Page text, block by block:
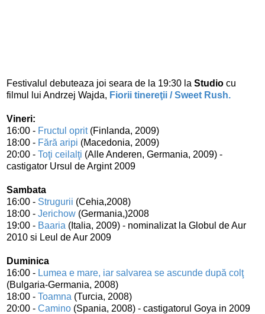
Festivalul debuteaza joi seara de la 19:30 la Studio cu
filmul lui Andrzej Wajda, Fiorii tinereţii / Sweet Rush.
Vineri:
16:00 - Fructul oprit(Finlanda, 2009)
18:00 - Fără aripi (Macedonia, 2009)
20:00 - Toţi ceilalţi (Alle Anderen, Germania, 2009) -
castigator Ursul de Argint 2009
Sambata
16:00 - Strugurii (Cehia,2008)
18:00 - Jerichow (Germania,)2008
19:00 - Baaria (Italia, 2009) - nominalizat la Globul de Aur
2010 si Leul de Aur 2009
Duminica
16:00 - Lumea e mare, iar salvarea se ascunde după colţ
(Bulgaria-Germania, 2008)
18:00 - Toamna (Turcia, 2008)
20:00 - Camino (Spania, 2008) - castigatorul Goya in 2009